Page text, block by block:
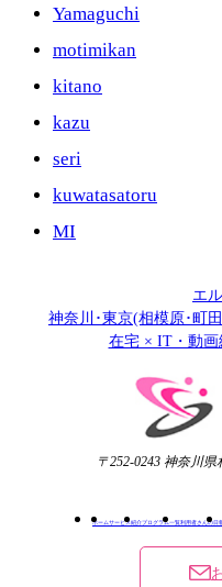
Yamaguchi
motimikan
kitano
kazu
seri
kuwatasatoru
MI
エ
神奈川･東京(相模原･町
在宅 × IT・動
〒252-0243 神奈川
ホームサービス紹介プログラム一覧利用者さんの日